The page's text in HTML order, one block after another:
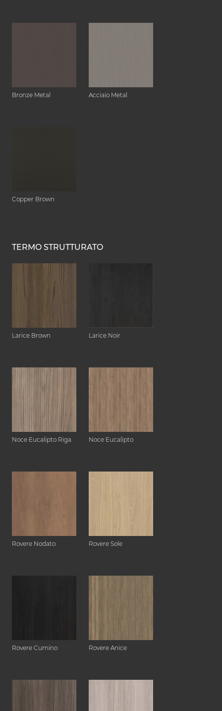
Bronze Metal Acciaio Metal
Copper Brown
TERMO STRUTTURATO
Larice Brown Larice Noir
Noce Eucalipto Riga Noce Eucalipto
Rovere Nodato Rovere Sole
Rovere Cumino Rovere Anice